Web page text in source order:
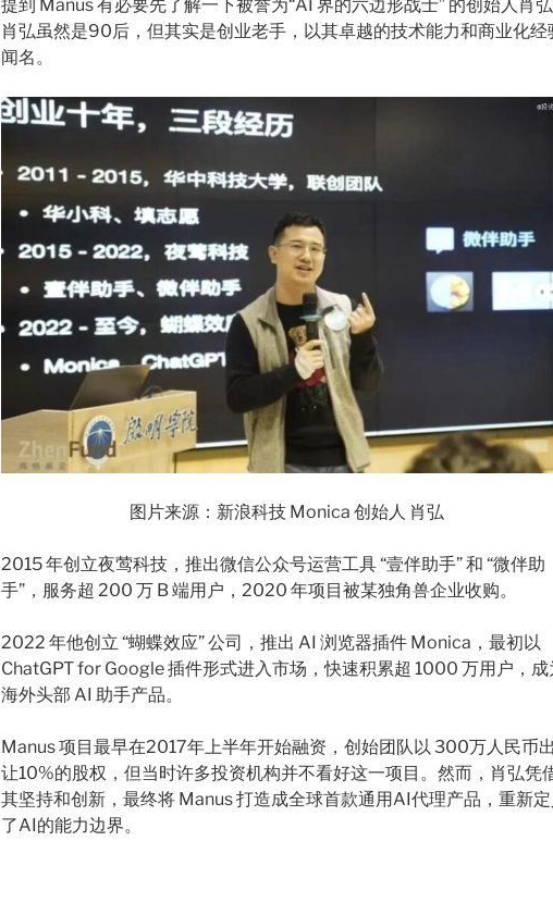
提到 Manus 有必要先了解一下被誉为“AI 界的六边形战士” 的创始人肖弘
肖弘虽然是90后，但其实是创业老手，以其卓越的技术能力和商业化经
闻名。
图片来源：新浪科技 Monica 创始人 肖弘
2015 年创立夜莺科技，推出微信公众号运营工具 “壹伴助手” 和 “微伴助
手”，服务超 200 万 B 端用户，2020 年项目被某独角兽企业收购。
2022 年他创立 “蝴蝶效应” 公司，推出 AI 浏览器插件 Monica，最初以
ChatGPT for Google 插件形式进入市场，快速积累超 1000 万用户，成
海外头部 AI 助手产品。
Manus 项目最早在2017年上半年开始融资，创始团队以 300万人民币出
让10%的股权，但当时许多投资机构并不看好这一项目。然而，肖弘凭
其坚持和创新，最终将 Manus 打造成全球首款通用AI代理产品，重新定
了AI的能力边界。